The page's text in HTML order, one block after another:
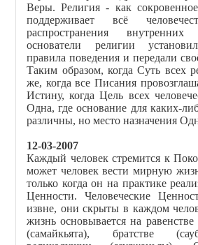
Веры. Религия - как
поддерживает всё
распространения
основатели религии
правила поведения и передали
Таким образом, когда Суть всех
же, когда все Писания
Истину, когда Цель всех
Одна, где основание для каких-
различны, но место назначения
12-03-2007
Каждый человек стремится к
может человек вести мирную
только когда он на практике
Ценности. Человеческие
извне, они скрыты в каждом
жизнь основывается на равенстве
(самайкьята), братстве